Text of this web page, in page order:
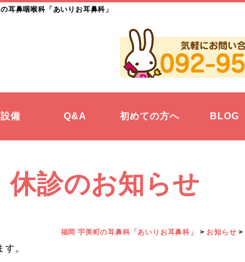
耳鼻咽喉科「あいりお耳鼻科」
備 Q&A 初めての方へ BLOG
休診のお知らせ
福岡 宇美町の耳鼻科「あいりお耳鼻科」 > お知らせ >
。